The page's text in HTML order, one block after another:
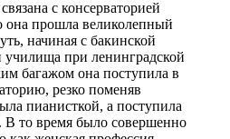
с консерваторией
она прошла великолепный
начиная с бакинской
училища при ленинградской
багажом она поступила в
резко поменяв
пианисткой, а поступила
В то время было совершенно